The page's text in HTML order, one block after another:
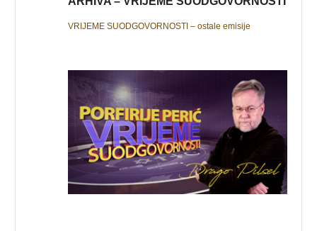
VRIJEME SUODGOVORNOSTI – ostale emisije